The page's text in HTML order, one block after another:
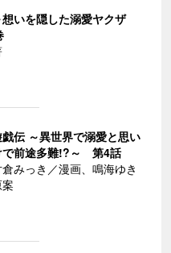
いを隠した溺愛ヤクザ
戯伝 ～異世界で溺愛と思い
で前途多難!?～ 第4話
みっき／漫画、鳴海ゆき